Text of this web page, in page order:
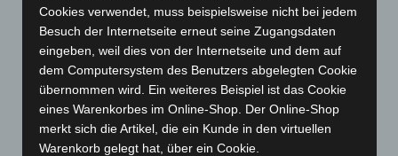
März 2023(174)
Februar 2023 (154)
Januar 2023(140)
Dezember 2022(130)
November 2022(167)
Oktober 2022(166)
Cookies verwendet, muss beispielsweise nicht bei jedem
Besuch der Internetseite erneut seine Zugangsdaten
eingeben, weil dies von der Internetseite und dem auf
dem Computersystem des Benutzers abgelegten Cookie
übernommen wird. Ein weiteres Beispiel ist das Cookie
eines Warenkorbes im Online-Shop. Der Online-Shop
merkt sich die Artikel, die ein Kunde in den virtuellen
Warenkorb gelegt hat, über ein Cookie.